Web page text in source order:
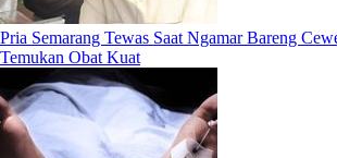
Pria Semarang Tewas Saat Ngamar Bareng
Temukan Obat Kuat